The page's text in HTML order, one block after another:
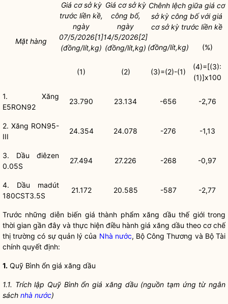
Mặt hàng
Giá cơ sở kỳ
trước liền kề,
ngày
07/5/2026[1]
(đồng/lít,kg)
Giá cơ sở kỳ
công bố,
ngày
14/5/2026[2]
(đồng/lít,kg)
Chênh lệch giữa giá cơ
sở kỳ công bốvới giá
cơ sở kỳ trước liền kề
(đồng/lít,kg) (%)
(1) (2) (3)=(2)-(1)
(4)=[(3):
(1)]x100
1. Xăng
E5RON92
23.790 23.134 -656 -2,76
2. Xăng RON95-
III
24.354 24.078 -276 -1,13
3. Dầu điêzen
0.05S
27.494 27.226 -268 -0,97
4. Dầu madút
180CST3.5S
21.172 20.585 -587 -2,77
Trước những diễn biến giá thành phẩmxăng dầu thếgiới trong
thời gian gần đây và thực hiện điều hành giá xăng dầu theo cơ chế
thị trường có sự quản lý của Nhà nước, Bộ Công Thương và Bộ Tài
chính quyết định:
1. Quỹ Bình ổn giá xăng dầu
1.1. Trích lập Quỹ Bìnhổn giá xăng dầu(nguồn tạm ứng từ ngân
sách nhà nước)